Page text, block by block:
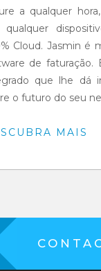
a qualquer
qualquer
Cloud. Jasmin é
de
que lhe dá
o futuro do seu
MAIS